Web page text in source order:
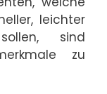
leichter
sind
zu